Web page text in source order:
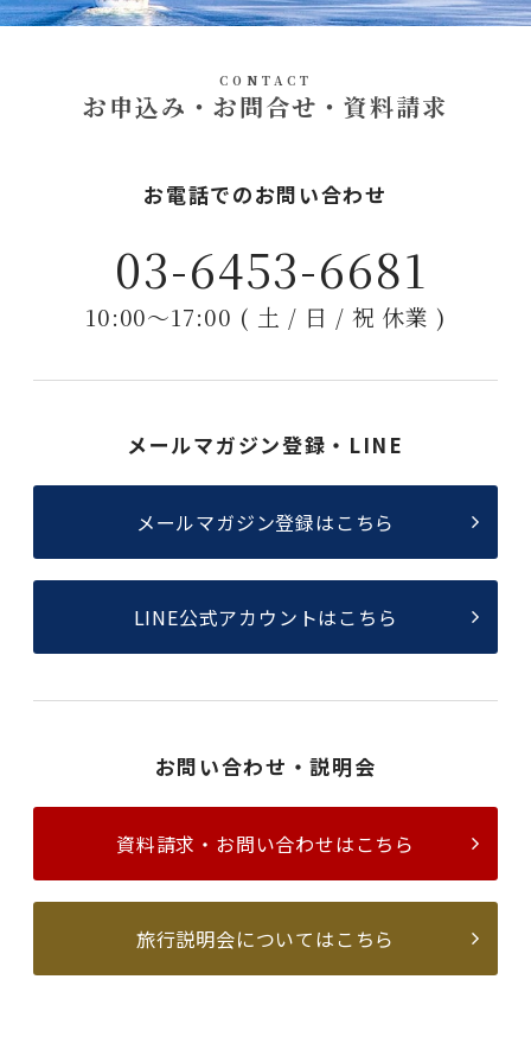
CONTACT
お申込み・お問合せ・資料請求
お電話でのお問い合わせ
03-6453-6681
10:00〜17:00 ( 土 / 日 / 祝 休業 )
メールマガジン登録・LINE
メールマガジン登録はこちら
LINE公式アカウントはこちら
お問い合わせ・説明会
資料請求・お問い合わせはこちら
旅行説明会についてはこちら